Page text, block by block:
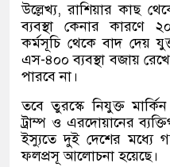
উল্লেখ্য, রাশিয়ার কাছ
ব্যবস্থা কেনার কারণে
কর্মসূচি থেকে বাদ দেয়
এস-৪০০ ব্যবস্থা বজায়
পারবে না।
তবে তুরস্কে নিযুক্ত
ট্রাম্প ও এরদোয়ানের
ইস্যুতে দুই দেশের মধ্যে
ফলপ্রসূ আলোচনা হয়েছে।